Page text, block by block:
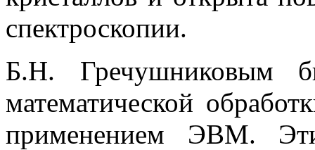
спектроскопии.
Б.Н. Гречушниковым
математической
применением ЭВМ.